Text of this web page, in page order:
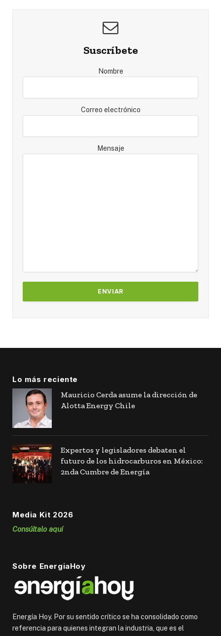
Suscríbete
Nombre
Correo electrónico
Mensaje
Lo más reciente
Mauricio Cerda asume la dirección de
Alotta Energy Chile
Expertos y legisladores debaten el
futuro de los hidrocarburos en México:
2nda Cumbre de Energía
Media Kit 2026
Consúltalo aquí
Sobre EnergiaHoy
Energía Hoy. Por su sentido crítico se ha consolidado como
referencia para quienes integran la industria, que es el